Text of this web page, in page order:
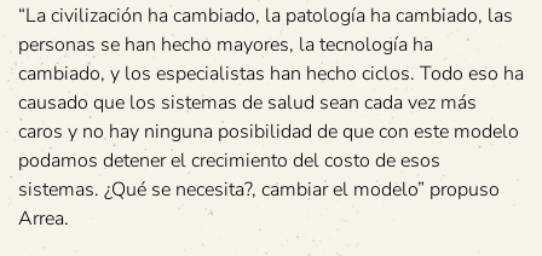
“La civilización ha cambiado, la patología ha cambiado, las
personas se han hecho mayores, la tecnología ha
cambiado, y los especialistas han hecho ciclos. Todo eso ha
causado que los sistemas de salud sean cada vez más
caros y no hay ninguna posibilidad de que con este modelo
podamos detener el crecimiento del costo de esos
sistemas. ¿Qué se necesita?, cambiar el modelo” propuso
Arrea.